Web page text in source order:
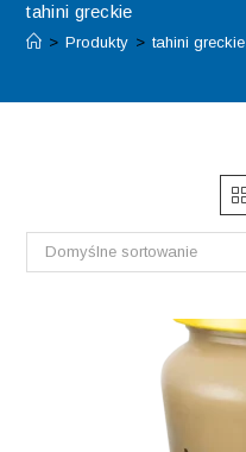
tahini greckie
> Produkty > tahini greckie
Domyślne sortowanie